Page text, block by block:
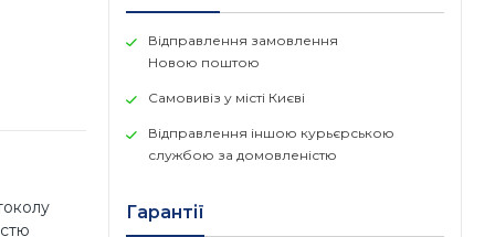
Відправлення замовлення
Новою поштою
Самовивіз у місті Києві
Відправлення іншою курьєрською
службою за домовленістю
Гарантії